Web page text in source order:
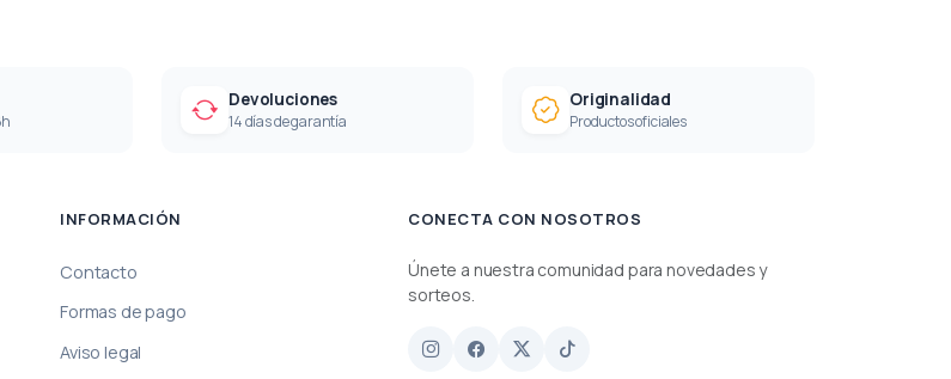
Devoluciones
14 días de garantía
Originalidad
Productos oficiales
INFORMACIÓN
Contacto
Formas de pago
Aviso legal
CONECTA CON NOSOTROS
Únete a nuestra comunidad para novedades y
sorteos.